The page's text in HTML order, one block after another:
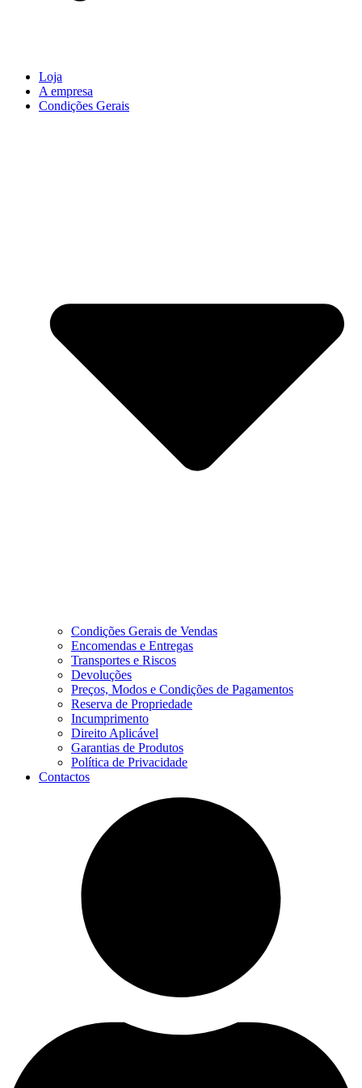
Loja
A empresa
Condições Gerais
Condições Gerais de Vendas
Encomendas e Entregas
Transportes e Riscos
Devoluções
Preços, Modos e Condições de Pagamentos
Reserva de Propriedade
Incumprimento
Direito Aplicável
Garantias de Produtos
Política de Privacidade
Contactos